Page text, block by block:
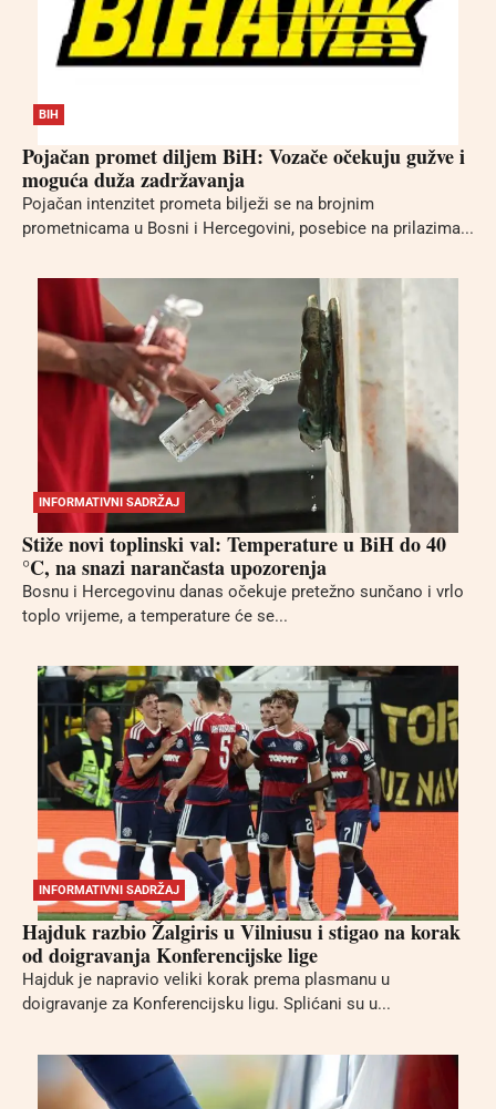
BIH
Pojačan promet diljem BiH: Vozače očekuju gužve i
moguća duža zadržavanja
Pojačan intenzitet prometa bilježi se na brojnim
prometnicama u Bosni i Hercegovini, posebice na prilazima...
INFORMATIVNI SADRŽAJ
Stiže novi toplinski val: Temperature u BiH do 40
°C, na snazi narančasta upozorenja
Bosnu i Hercegovinu danas očekuje pretežno sunčano i vrlo
toplo vrijeme, a temperature će se...
INFORMATIVNI SADRŽAJ
Hajduk razbio Žalgiris u Vilniusu i stigao na korak
od doigravanja Konferencijske lige
Hajduk je napravio veliki korak prema plasmanu u
doigravanje za Konferencijsku ligu. Splićani su u...